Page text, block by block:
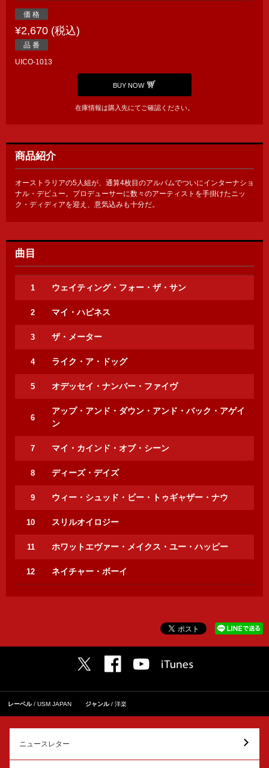
価 格
¥2,670 (税込)
品 番
UICO-1013
BUY NOW
在庫情報は購入先にてご確認ください。
商品紹介
オーストラリアの5人組が、通算4枚目のアルバムでついにインターナショ
ナル・デビュー。プロデューサーに数々のアーティストを手掛けたニッ
ク・ディディアを迎え、意気込みも十分だ。
曲目
1 ウェイティング・フォー・ザ・サン
2 マイ・ハピネス
3 ザ・メーター
4 ライク・ア・ドッグ
5 オデッセイ・ナンバー・ファイヴ
6
アップ・アンド・ダウン・アンド・バック・アゲイ
ン
7 マイ・カインド・オブ・シーン
8 ディーズ・デイズ
9 ウィー・シュッド・ビー・トゥギャザー・ナウ
10 スリルオイロジー
11 ホワットエヴァー・メイクス・ユー・ハッピー
12 ネイチャー・ボーイ
レーベル USM JAPAN ジャンル 洋楽
ニュースレター